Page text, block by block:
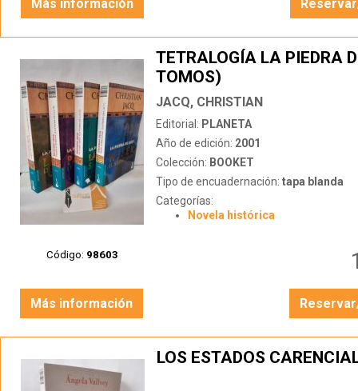
Más información
Código: 98603
TETRALOGÍA LA PIEDRA
TOMOS)
JACQ, CHRISTIAN
Editorial: PLANETA
Año de edición: 2001
Colección: BOOKET
Tipo de encuadernación: tapa blanda
Categorías:
Novela histórica
Más información
LOS ESTADOS